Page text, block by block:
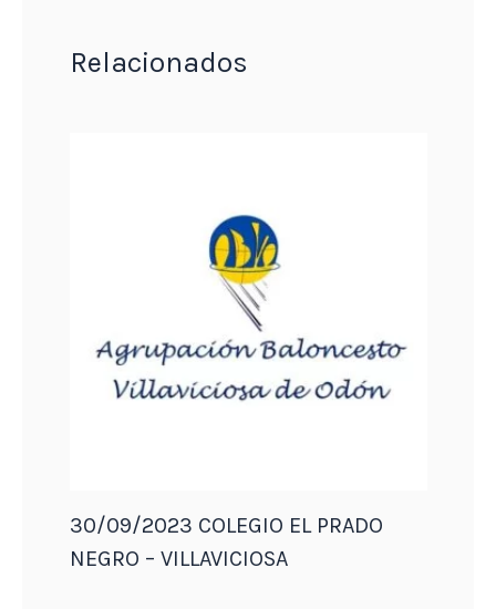
Relacionados
30/09/2023 COLEGIO EL PRADO
NEGRO – VILLAVICIOSA